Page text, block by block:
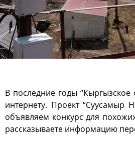
В последние годы
интернету. Проект
объявляем конкурс для
рассказываете информацию